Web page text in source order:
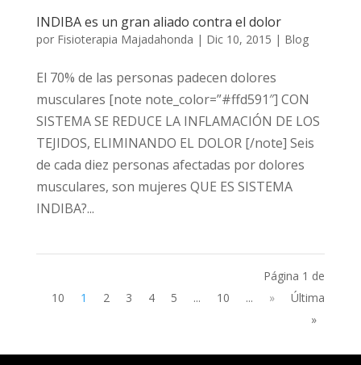
INDIBA es un gran aliado contra el dolor
por Fisioterapia Majadahonda | Dic 10, 2015 | Blog
El 70% de las personas padecen dolores
musculares [note note_color=”#ffd591″] CON
SISTEMA SE REDUCE LA INFLAMACIÓN DE LOS
TEJIDOS, ELIMINANDO EL DOLOR [/note] Seis
de cada diez personas afectadas por dolores
musculares, son mujeres QUE ES SISTEMA
INDIBA?...
Página 1 de
10
1 2 3 4 5 ... 10 ... »
Última
»